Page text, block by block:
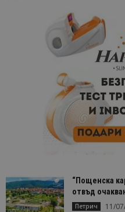
“Пощенска
отвъд
Петрич 11/